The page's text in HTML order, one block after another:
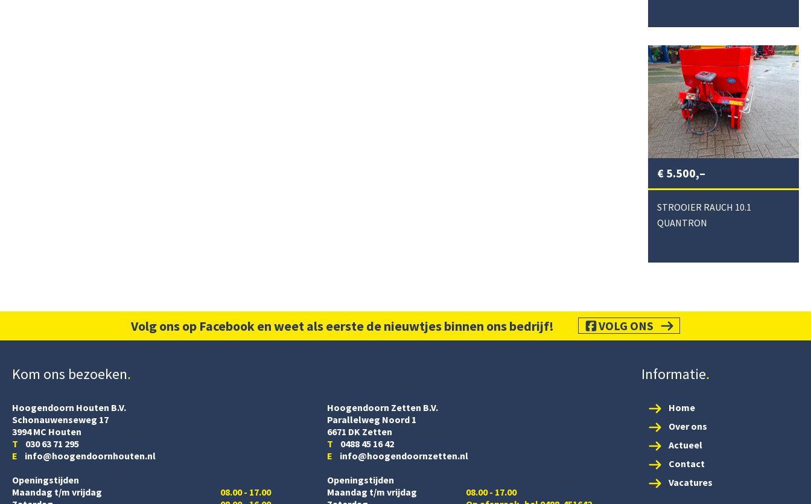
€ 5.500,–
STROOIER RAUCH 10.1
QUANTRON
Volg ons op Facebook en weet als eerste de nieuwtjes binnen ons bedrijf! VOLG ONS
Kom ons bezoeken
Hoogendoorn Houten B.V.
Schonauwenseweg 17
3994 MC Houten
T 030 63 71 295
E info@hoogendoornhouten.nl
Openingstijden
Maandag t/m vrijdag
08.00 - 17.00
Hoogendoorn Zetten B.V.
Parallelweg Noord 1
6671 DK Zetten
T 0488 45 16 42
E info@hoogendoornzetten.nl
Openingstijden
Maandag t/m vrijdag
08.00 - 17.00
Informatie
Home
Over ons
Actueel
Contact
Vacatures